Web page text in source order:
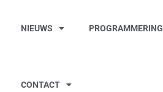
NIEUWS PROGRAMMERING
CONTACT